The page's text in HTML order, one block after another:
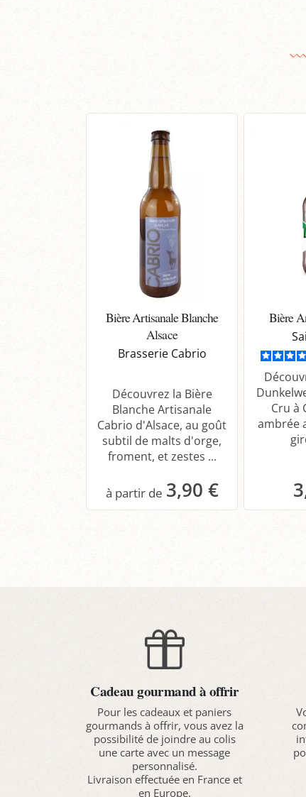
Bière Artisanale Blanche
Alsace
Brasserie Cabrio
Découvrez la Bière
Blanche Artisanale
Cabrio d'Alsace, au goût
subtil de malts d'orge,
froment, et zestes ...
3,90 €
Bière
Cru à
ambrée
Cadeau gourmand à offrir
Pour les cadeaux et paniers
gourmands à offrir, vous avez la
possibilité de joindre au colis
une carte avec un message
personnalisé.
Livraison effectuée en France et
en Europe.